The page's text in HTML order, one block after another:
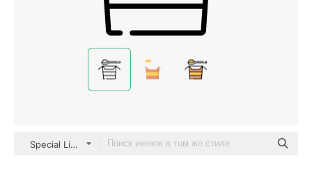
Special Lineal